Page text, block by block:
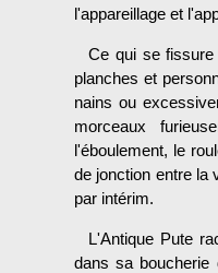
l'appareillage et
Ce qui se
planches et
nains ou
morceaux
l'éboulement, le
de jonction entre la
par intérim.
L'Antique Pute
dans sa boucherie